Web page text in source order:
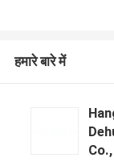
हमारे बारे में
Co.,